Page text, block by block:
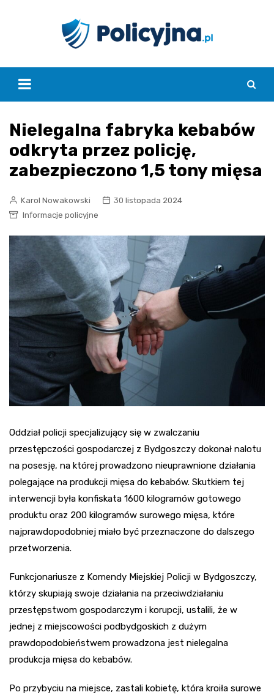
Nielegalna fabryka kebabów
odkryta przez policję,
zabezpieczono 1,5 tony mięsa
Karol Nowakowski
30 listopada 2024
Informacje policyjne
Oddział policji specjalizujący się w zwalczaniu
przestępczości gospodarczej z Bydgoszczy dokonał nalotu
na posesję, na której prowadzono nieuprawnione działania
polegające na produkcji mięsa do kebabów. Skutkiem tej
interwencji była konfiskata 1600 kilogramów gotowego
produktu oraz 200 kilogramów surowego mięsa, które
najprawdopodobniej miało być przeznaczone do dalszego
przetworzenia.
Funkcjonariusze z Komendy Miejskiej Policji w Bydgoszczy,
którzy skupiają swoje działania na przeciwdziałaniu
przestępstwom gospodarczym i korupcji, ustalili, że w
jednej z miejscowości podbydgoskich z dużym
prawdopodobieństwem prowadzona jest nielegalna
produkcja mięsa do kebabów.
Po przybyciu na miejsce, zastali kobietę, która kroiła surowe